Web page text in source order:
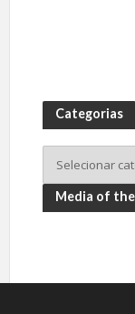
Categorias
Media of